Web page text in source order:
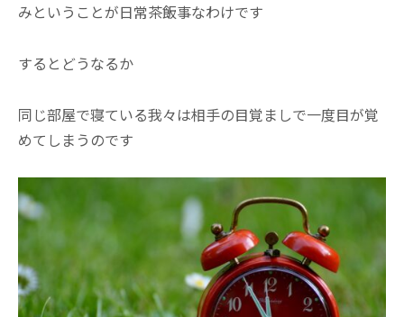
みということが日常茶飯事なわけです
するとどうなるか
同じ部屋で寝ている我々は相手の目覚ましで一度目が覚
めてしまうのです